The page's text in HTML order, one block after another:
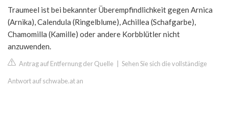
Traumeel ist bei bekannter Überempfindlichkeit gegen Arnica
(Arnika), Calendula (Ringelblume), Achillea (Schafgarbe),
Chamomilla (Kamille) oder andere Korbblütler nicht
anzuwenden.
Antrag auf Entfernung der Quelle Sehen Sie sich die vollständige
Antwort auf schwabe.at an